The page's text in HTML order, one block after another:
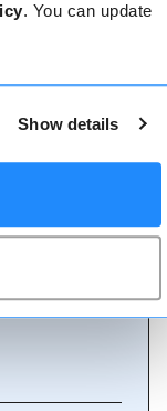
. You can update
Show details
online
bisogno di